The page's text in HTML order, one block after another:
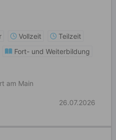
Vollzeit
Teilzeit
Fort- und Weiterbildung
am Main
26.07.2026